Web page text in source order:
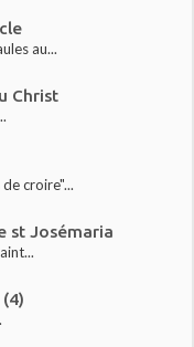
au...
Christ
croire"...
st Josémaria